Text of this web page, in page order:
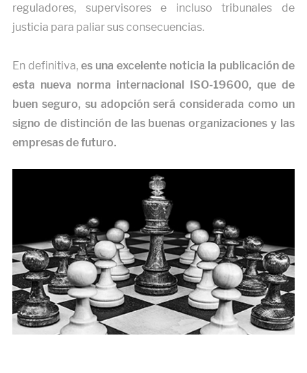
reguladores, supervisores e incluso tribunales de
justicia para paliar sus consecuencias.
En definitiva, es una excelente noticia la publicación de
esta nueva norma internacional ISO-19600, que de
buen seguro, su adopción será considerada como un
signo de distinción de las buenas organizaciones y las
empresas de futuro.